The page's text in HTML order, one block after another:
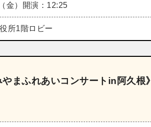
金） 開演：12:25
所1階ロビー
まふれあいコンサートin阿久根》